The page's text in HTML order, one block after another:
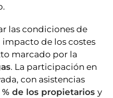
las condiciones de
de los costes
marcado por la
. La participación en
con asistencias
% de los propietarios y